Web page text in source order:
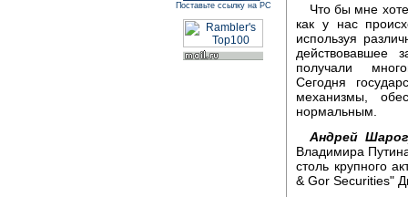
Поставьте ссылку на РС
Что бы мне
как у нас
используя
действовавшее
получали
Сегодня
механизмы,
нормальным.
Андрей
Владимира
столь крупного
& Gor Securities"